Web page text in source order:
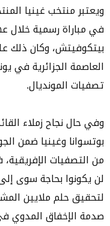
ويعتبر منتخب غينيا
في مباراة رسمية خلال
بيتكوفيتش، وكان ذلك
تصفيات المونديال.
وفي حال نجاح زملاء
بوتسوانا وغينيا ضمن
من التصفيات
لن يكونوا بحاجة سوى
لتحقيق حلم ملايين
صدمة الإخفاق المدوي في